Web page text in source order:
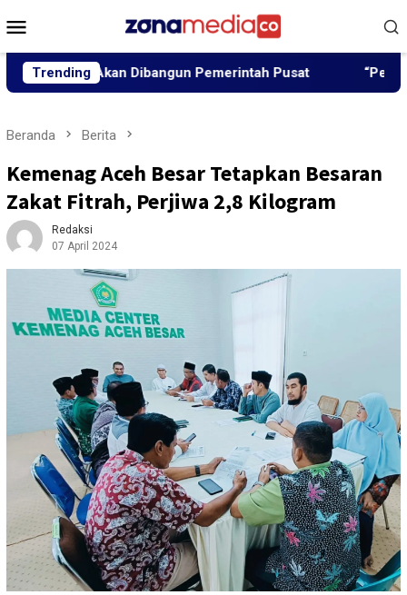
ke
Mobile
Trending
Dibangun Pemerintah Pusat “Peutrang Mata”,
Beranda Berita
Kemenag Aceh Besar Tetapkan Besaran
Zakat Fitrah, Perjiwa 2,8 Kilogram
Redaksi
07 April 2024